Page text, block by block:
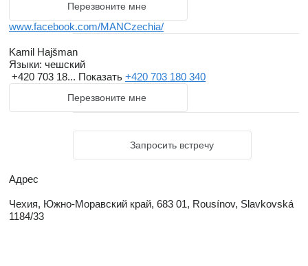
Перезвоните мне
www.facebook.com/MANCzechia/
Kamil Hajšman
Языки: чешский
+420 703 18... Показать +420 703 180 340
Перезвоните мне
Запросить встречу
Адрес
Чехия, Южно-Моравский край, 683 01, Rousínov, Slavkovská
1184/33